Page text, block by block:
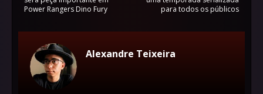
para todos os públicos
Power Rangers Dino Fury
Alexandre Teixeira